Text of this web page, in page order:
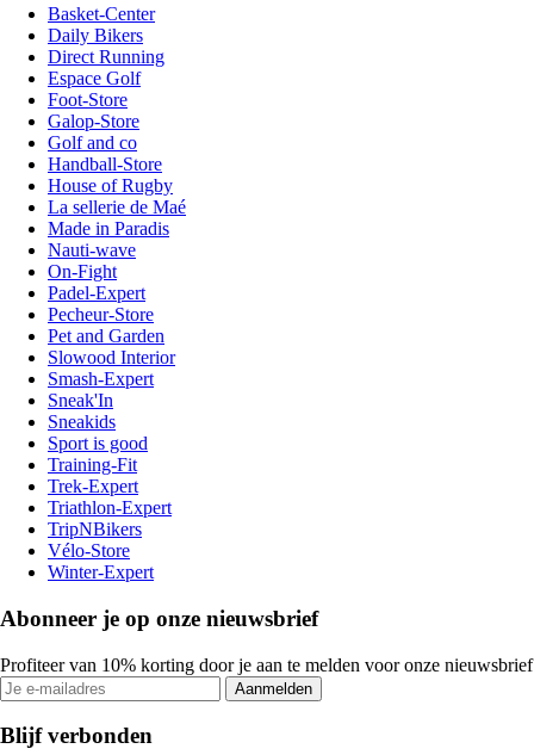
Basket-Center
Daily Bikers
Direct Running
Espace Golf
Foot-Store
Galop-Store
Golf and co
Handball-Store
House of Rugby
La sellerie de Maé
Made in Paradis
Nauti-wave
On-Fight
Padel-Expert
Pecheur-Store
Pet and Garden
Slowood Interior
Smash-Expert
Sneak'In
Sneakids
Sport is good
Training-Fit
Trek-Expert
Triathlon-Expert
TripNBikers
Vélo-Store
Winter-Expert
Abonneer je op onze nieuwsbrief
Profiteer van 10% korting door je aan te melden voor onze nieuwsbrief
Aanmelden
Blijf verbonden